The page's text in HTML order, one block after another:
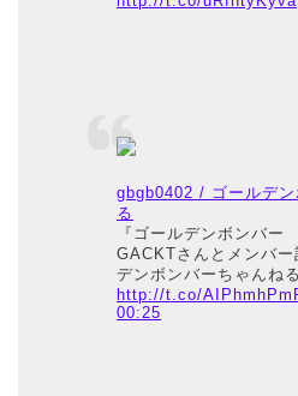
gbgb0402 / ゴールデ
る
『ゴールデンボンバ
GACKTさんとメンバ
デンボンバーちゃんねる
http://t.co/
00:25